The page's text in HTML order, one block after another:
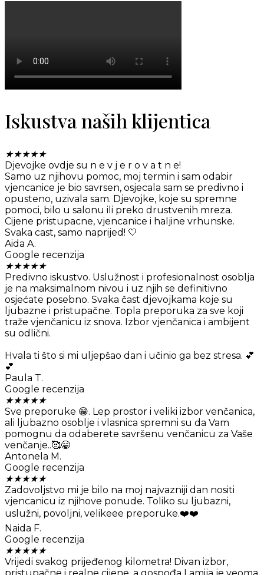
Iskustva naših klijentica
★★★★★
Djevojke ovdje su n e v j e r o v a t n e!
Samo uz njihovu pomoc, moj termin i sam odabir
vjencanice je bio savrsen, osjecala sam se predivno i
opusteno, uzivala sam. Djevojke, koje su spremne
pomoci, bilo u salonu ili preko drustvenih mreza.
Cijene pristupacne, vjencanice i haljine vrhunske.
Svaka cast, samo naprijed! 🤍
Aida A.
Google recenzija
★★★★★
Predivno iskustvo. Uslužnost i profesionalnost osoblja
je na maksimalnom nivou i uz njih se definitivno
osjećate posebno. Svaka čast djevojkama koje su
ljubazne i pristupačne. Topla preporuka za sve koji
traže vjenčanicu iz snova. Izbor vjenčanica i ambijent
su odlični.
Hvala ti što si mi uljepšao dan i učinio ga bez stresa. 💕
💕
Paula T.
Google recenzija
★★★★★
Sve preporuke 😁. Lep prostor i veliki izbor venčanica,
ali ljubazno osoblje i vlasnica spremni su da Vam
pomognu da odaberete savršenu venčanicu za Vaše
venčanje..🥰😁
Antonela M.
Google recenzija
★★★★★
Zadovoljstvo mi je bilo na moj najvazniji dan nositi
vjencanicu iz njihove ponude. Toliko su ljubazni,
uslužni, povoljni, velikeee preporuke.❤️❤️
Naida F.
Google recenzija
★★★★★
Vrijedi svakog prijeđenog kilometra! Divan izbor,